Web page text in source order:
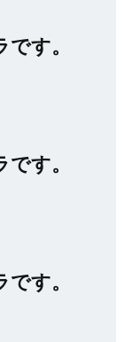
す。
す。
す。